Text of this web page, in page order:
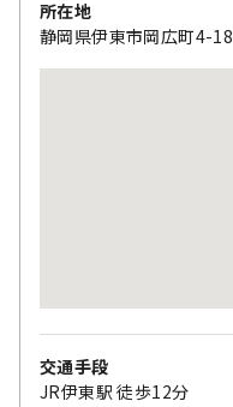
所在地
静岡県伊東市岡広町4-18
交通手段
JR伊東駅 徒歩12分